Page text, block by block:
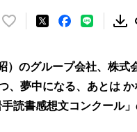
い
！
数
を
読
）のグループ会社、株式
、夢中になる、あとは か
読書感想文コンクール